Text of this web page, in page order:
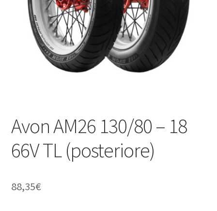
child
Avon AM26 130/80 – 18
66V TL (posteriore)
88,35€